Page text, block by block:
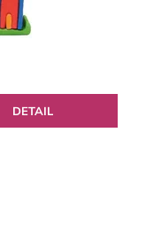
DETAIL